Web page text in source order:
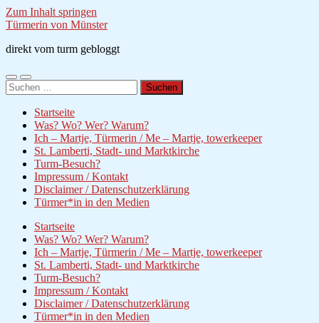
Zum Inhalt springen
Türmerin von Münster
direkt vom turm gebloggt
Mobile-
Menü
Suchfeld
ein-/ausblenden
Suchen
nach:
Startseite
Was? Wo? Wer? Warum?
Ich – Martje, Türmerin / Me – Martje, towerkeeper
St. Lamberti, Stadt- und Marktkirche
Turm-Besuch?
Impressum / Kontakt
Disclaimer / Datenschutzerklärung
Türmer*in in den Medien
Startseite
Was? Wo? Wer? Warum?
Ich – Martje, Türmerin / Me – Martje, towerkeeper
St. Lamberti, Stadt- und Marktkirche
Turm-Besuch?
Impressum / Kontakt
Disclaimer / Datenschutzerklärung
Türmer*in in den Medien